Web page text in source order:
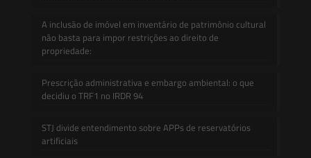
A inclusão de imóvel em inventário de patrimônio cultural
não basta para impor restrições ao direito de
propriedade:
Prescrição administrativa e embargo ambiental: o que
decidiu o TRF1 no IRDR 94
STJ divide entendimento sobre APPs de reservatórios
artificiais